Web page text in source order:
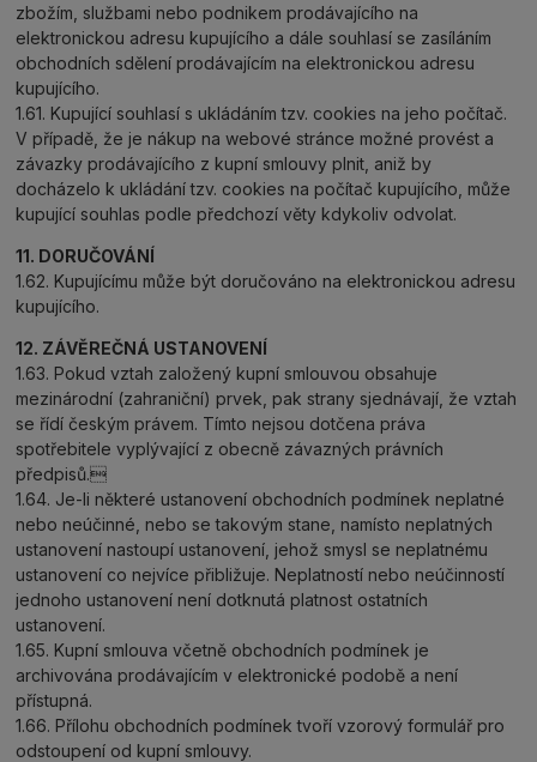
zbožím, službami nebo podnikem prodávajícího na
elektronickou adresu kupujícího a dále souhlasí se zasíláním
obchodních sdělení prodávajícím na elektronickou adresu
kupujícího.
1.61. Kupující souhlasí s ukládáním tzv. cookies na jeho počítač.
V případě, že je nákup na webové stránce možné provést a
závazky prodávajícího z kupní smlouvy plnit, aniž by
docházelo k ukládání tzv. cookies na počítač kupujícího, může
kupující souhlas podle předchozí věty kdykoliv odvolat.
11. DORUČOVÁNÍ
1.62. Kupujícímu může být doručováno na elektronickou adresu
kupujícího.
12. ZÁVĚREČNÁ USTANOVENÍ
1.63. Pokud vztah založený kupní smlouvou obsahuje
mezinárodní (zahraniční) prvek, pak strany sjednávají, že vztah
se řídí českým právem. Tímto nejsou dotčena práva
spotřebitele vyplývající z obecně závazných právních
předpisů.
1.64. Je-li některé ustanovení obchodních podmínek neplatné
nebo neúčinné, nebo se takovým stane, namísto neplatných
ustanovení nastoupí ustanovení, jehož smysl se neplatnému
ustanovení co nejvíce přibližuje. Neplatností nebo neúčinností
jednoho ustanovení není dotknutá platnost ostatních
ustanovení.
1.65. Kupní smlouva včetně obchodních podmínek je
archivována prodávajícím v elektronické podobě a není
přístupná.
1.66. Přílohu obchodních podmínek tvoří vzorový formulář pro
odstoupení od kupní smlouvy.